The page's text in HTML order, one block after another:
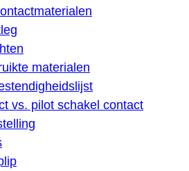
materialen
vs. pilot schakel contact